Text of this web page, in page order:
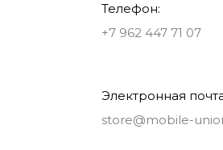
Телефон:
+7 962 447 71 07
Электронная
store@mobile-